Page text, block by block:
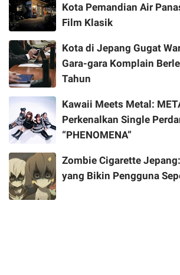
Kota Pemandian Air
Film Klasik
Kota di Jepang Gugat
Gara-gara Komplain
Tahun
Kawaii Meets Metal:
Perkenalkan Single
“PHENOMENA”
Zombie Cigarette
yang Bikin Pengguna